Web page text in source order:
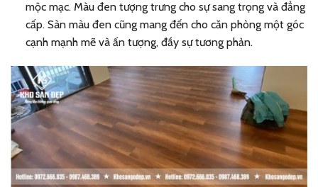
mộc mạc. Màu đen tượng trưng cho sự sang trọng và đẳng
cấp. Sàn màu đen cũng mang đến cho căn phòng một góc
cạnh mạnh mẽ và ấn tượng, đầy sự tương phản.